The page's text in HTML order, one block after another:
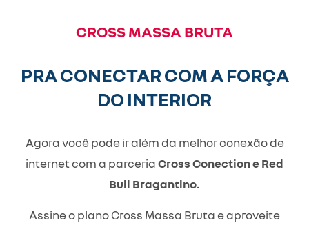
CROSS MASSA BRUTA
PRA CONECTAR COM A FORÇA
DO INTERIOR
Agora você pode ir além da melhor conexão de
internet com a parceriaCross Conection e Red
Bull Bragantino.
Assine o plano Cross Massa Bruta e aproveite